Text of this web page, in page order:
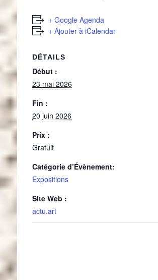
+ Google Agenda
+ Ajouter à iCalendar
DÉTAILS
Début :
23 mai 2026
Fin :
20 juin 2026
Prix :
Gratuit
Catégorie d’Évènement:
Expositions
Site Web :
actu.art